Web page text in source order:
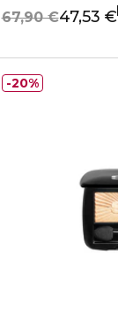
47,53 €
67,90 €
20%